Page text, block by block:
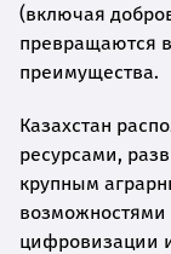
(включая
превращаются
преимущества.
Казахстан
ресурсами,
крупным
возможностями
цифровизации